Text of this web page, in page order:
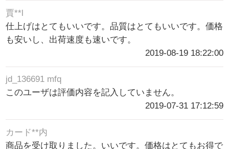
賈**l
仕上げはとてもいいです。品質はとてもいいです。価格
も安いし、出荷速度も速いです。
2019-08-19 18:22:00
jd_136691 mfq
このユーザは評価内容を記入していません。
2019-07-31 17:12:59
カード**内
商品を受け取りました。いいです。価格はとてもお得で